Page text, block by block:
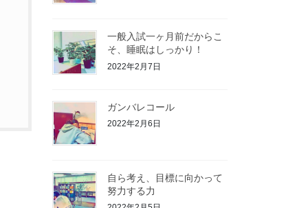
一般入試一ヶ月前だからこ
そ、睡眠はしっかり！
2022年2月7日
ガンバレコール
2022年2月6日
自ら考え、目標に向かって
努力する力